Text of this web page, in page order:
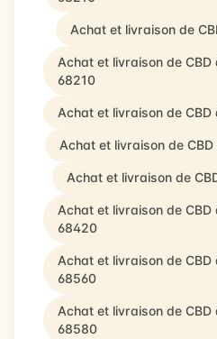
Achat et livraison de
Achat et livraison de CBD
68210
Achat et livraison de
Achat et livraison de
Achat et livraison de
Achat et livraison de
68420
Achat et livraison de CBD
68560
Achat et livraison de
68580